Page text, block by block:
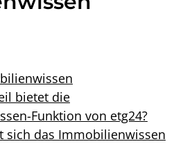
bietet die
Funktion von etg24?
sich das Immobilienwissen